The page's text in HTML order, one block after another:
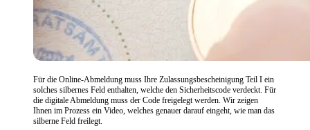
Für die Online-Abmeldung muss Ihre Zulassungsbescheinigung Teil I ein
solches silbernes Feld enthalten, welche den Sicherheitscode verdeckt. Für
die digitale Abmeldung muss der Code freigelegt werden. Wir zeigen
Ihnen im Prozess ein Video, welches genauer darauf eingeht, wie man das
silberne Feld freilegt.